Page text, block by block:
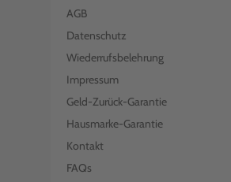
AGB
Datenschutz
Wiederrufsbelehrung
Impressum
Geld-Zurück-Garantie
Hausmarke-Garantie
Kontakt
FAQs